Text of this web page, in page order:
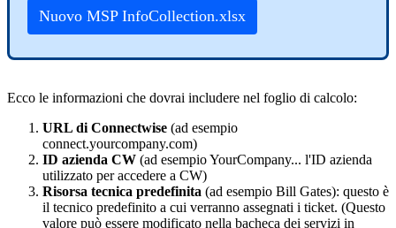
Nuovo MSP InfoCollection.xlsx
Ecco le informazioni che dovrai includere nel foglio di calcolo:
URL di Connectwise (ad esempio
connect.yourcompany.com)
ID azienda CW (ad esempioYourCompany... l'ID azienda
utilizzato per accedere a CW)
Risorsa tecnica predefinita (ad esempio Bill Gates): questo è
il tecnico predefinito a cui verranno assegnati i ticket. (Questo
valore può essere modificato nella bacheca dei servizi in